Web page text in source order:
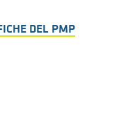
DEL PMP